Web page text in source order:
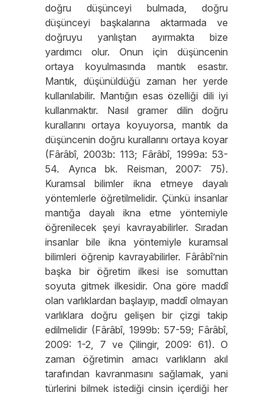
doğru düşünceyi bulmada, doğru
düşünceyi başkalarına aktarmada ve
doğruyu yanlıştan ayırmakta bize
yardımcı olur. Onun için düşüncenin
ortaya koyulmasında mantık esastır.
Mantık, düşünüldüğü zaman her yerde
kullanılabilir. Mantığın esas özelliği dili iyi
kullanmaktır. Nasıl gramer dilin doğru
kurallarını ortaya koyuyorsa, mantık da
düşüncenin doğru kurallarını ortaya koyar
(Fârâbî, 2003b: 113; Fârâbî, 1999a: 53-
54. Ayrıca bk. Reisman, 2007: 75).
Kuramsal bilimler ikna etmeye dayalı
yöntemlerle öğretilmelidir. Çünkü insanlar
mantığa dayalı ikna etme yöntemiyle
öğrenilecek şeyi kavrayabilirler. Sıradan
insanlar bile ikna yöntemiyle kuramsal
bilimleri öğrenip kavrayabilirler. Fârâbî’nin
başka bir öğretim ilkesi ise somuttan
soyuta gitmek ilkesidir. Ona göre maddî
olan varlıklardan başlayıp, maddî olmayan
varlıklara doğru gelişen bir çizgi takip
edilmelidir (Fârâbî, 1999b: 57-59; Fârâbî,
2009: 1-2, 7 ve Çilingir, 2009: 61). O
zaman öğretimin amacı varlıkların akıl
tarafından kavranmasını sağlamak, yani
türlerini bilmek istediği cinsin içerdiği her